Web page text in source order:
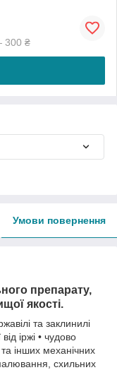
300 ₴
Умови повернення
препарату,
якості.
та заклинилі
іржі • чудово
інших механічних
схильних